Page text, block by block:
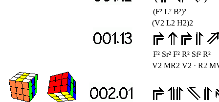
(F² L² B²)²
(V2 L2 H2)2
F² Sr² F² R² Sf² R²
V2 MR2 V2 · R2